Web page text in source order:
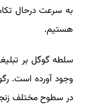
به سرعت درحال
هستیم.
سلطه گوگل بر
وجود آورده است.
در سطوح مختلف